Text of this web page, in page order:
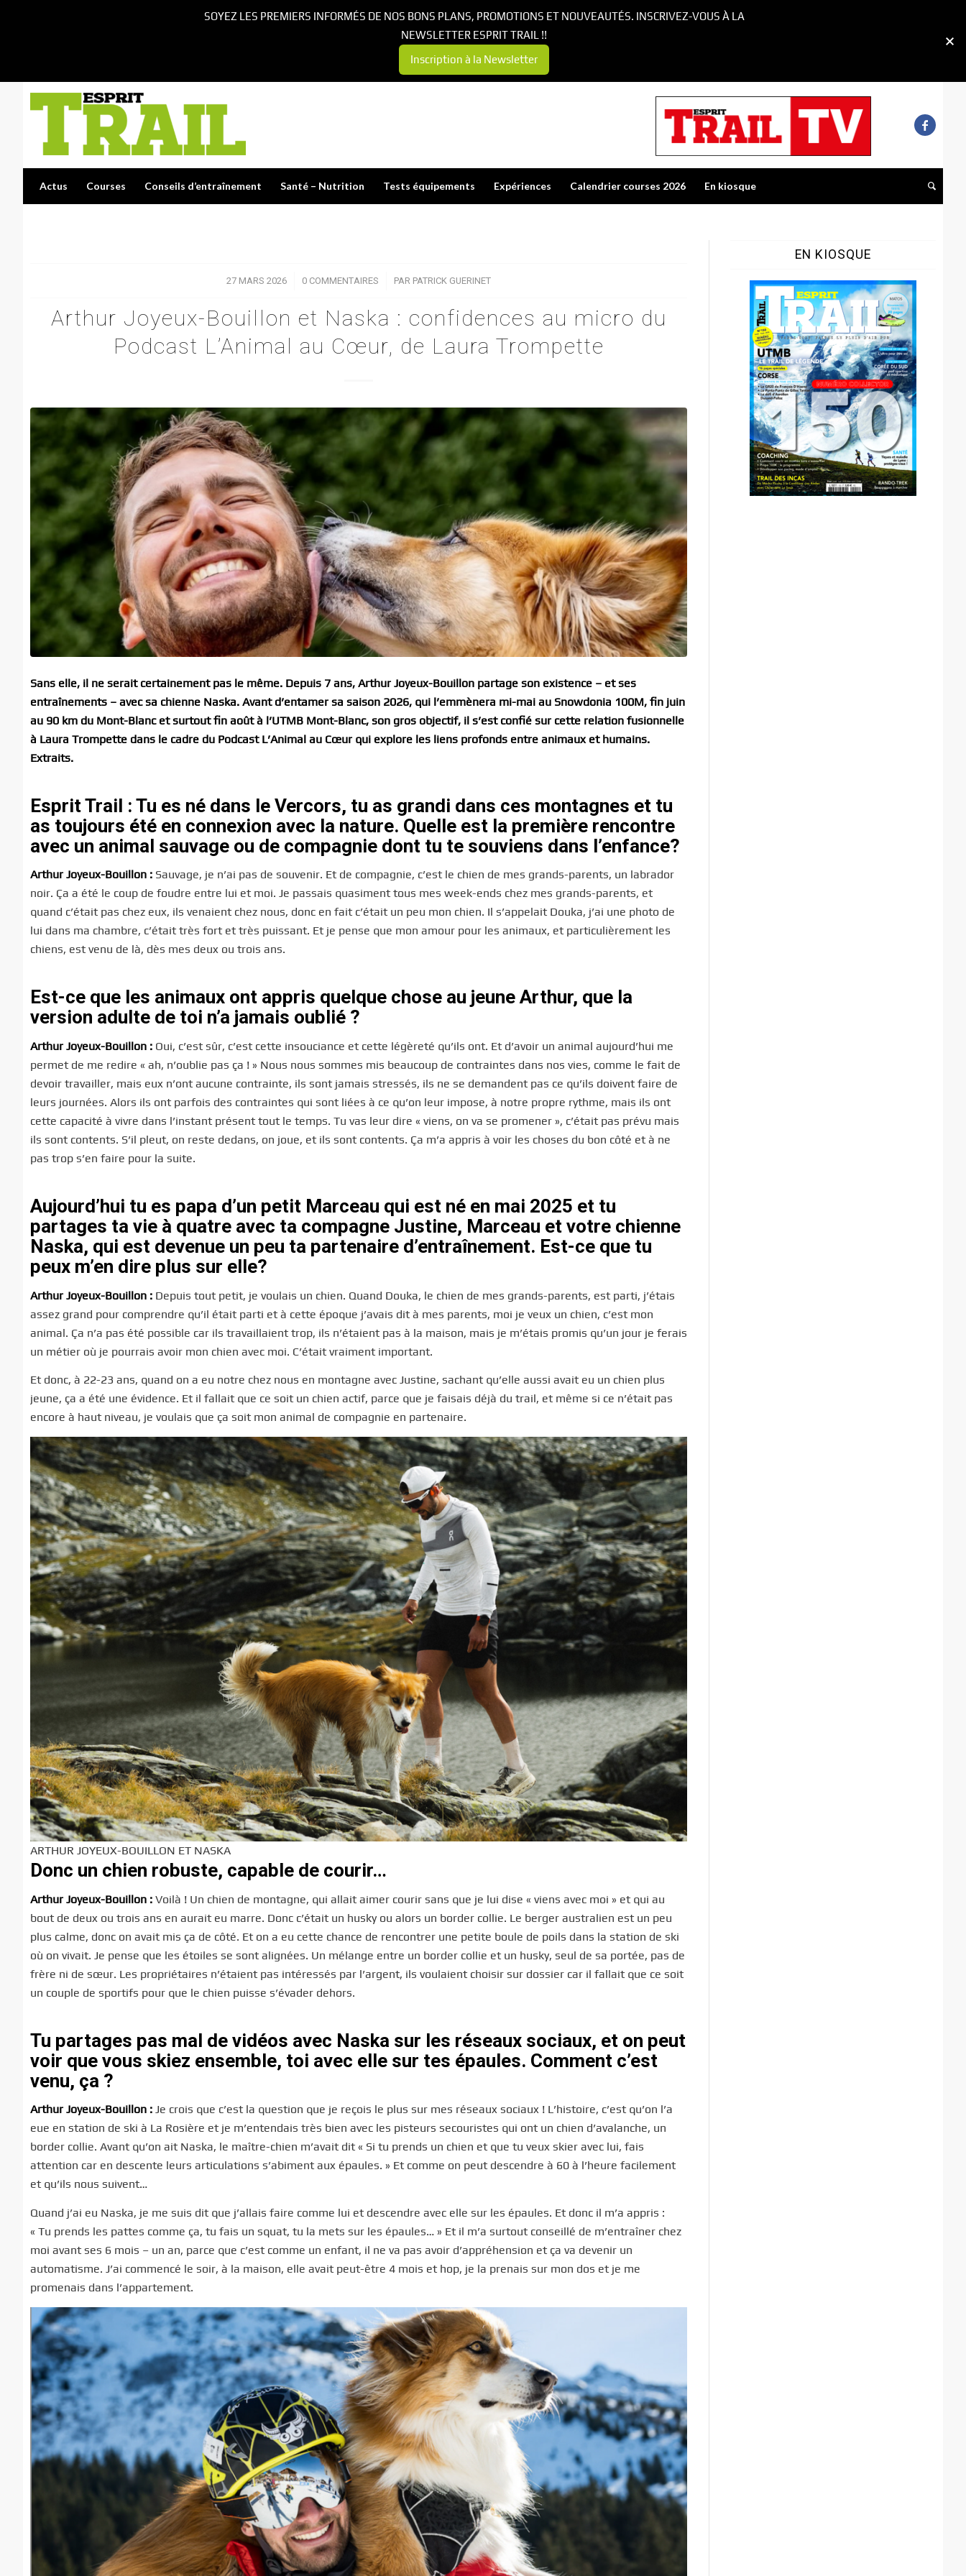
Actus Courses Conseils d’entraînement Santé – Nutrition Tests équipements Expériences Calendrier courses 2026 En kiosque
27 MARS 2026
/ 0 COMMENTAIRES
/ PAR PATRICK GUERINET
Arthur Joyeux-Bouillon et Naska : confidences au micro du
Podcast L’Animal au Cœur, de Laura Trompette
Sans elle, il ne serait certainement pas le même. Depuis 7 ans, Arthur Joyeux-Bouillon partage son existence – et ses
entraînements – avec sa chienne Naska. Avant d’entamer sa saison 2026, qui l’emmènera mi-mai au Snowdonia 100M, fin juin
au 90 km du Mont-Blanc et surtout fin août à l’UTMB Mont-Blanc, son gros objectif, il s’est confié sur cette relation fusionnelle
à Laura Trompette dans le cadre du Podcast L’Animal au Cœur qui explore les liens profonds entre animaux et humains.
Extraits.
Esprit Trail : Tu es né dans le Vercors, tu as grandi dans ces montagnes et tu
as toujours été en connexion avec la nature. Quelle est la première rencontre
avec un animal sauvage ou de compagnie dont tu te souviens dans l’enfance?
Arthur Joyeux-Bouillon : Sauvage, je n’ai pas de souvenir. Et de compagnie, c’est le chien de mes grands-parents, un labrador
noir. Ça a été le coup de foudre entre lui et moi. Je passais quasiment tous mes week-ends chez mes grands-parents, et
quand c’était pas chez eux, ils venaient chez nous, donc en fait c’était un peu mon chien. Il s’appelait Douka, j’ai une photo de
lui dans ma chambre, c’était très fort et très puissant. Et je pense que mon amour pour les animaux, et particulièrement les
chiens, est venu de là, dès mes deux ou trois ans.
Est-ce que les animaux ont appris quelque chose au jeune Arthur, que la
version adulte de toi n’a jamais oublié ?
Arthur Joyeux-Bouillon : Oui, c’est sûr, c’est cette insouciance et cette légèreté qu’ils ont. Et d’avoir un animal aujourd’hui me
permet de me redire « ah, n’oublie pas ça ! » Nous nous sommes mis beaucoup de contraintes dans nos vies, comme le fait de
devoir travailler, mais eux n’ont aucune contrainte, ils sont jamais stressés, ils ne se demandent pas ce qu’ils doivent faire de
leurs journées. Alors ils ont parfois des contraintes qui sont liées à ce qu’on leur impose, à notre propre rythme, mais ils ont
cette capacité à vivre dans l’instant présent tout le temps. Tu vas leur dire « viens, on va se promener », c’était pas prévu mais
ils sont contents. S’il pleut, on reste dedans, on joue, et ils sont contents. Ça m’a appris à voir les choses du bon côté et à ne
pas trop s’en faire pour la suite.
Aujourd’hui tu es papa d’un petit Marceau qui est né en mai 2025 et tu
partages ta vie à quatre avec ta compagne Justine, Marceau et votre chienne
Naska, qui est devenue un peu ta partenaire d’entraînement. Est-ce que tu
peux m’en dire plus sur elle?
Arthur Joyeux-Bouillon : Depuis tout petit, je voulais un chien. Quand Douka, le chien de mes grands-parents, est parti, j’étais
assez grand pour comprendre qu’il était parti et à cette époque j’avais dit à mes parents, moi je veux un chien, c’est mon
animal. Ça n’a pas été possible car ils travaillaient trop, ils n’étaient pas à la maison, mais je m’étais promis qu’un jour je ferais
un métier où je pourrais avoir mon chien avec moi. C’était vraiment important.
Et donc, à 22-23 ans, quand on a eu notre chez nous en montagne avec Justine, sachant qu’elle aussi avait eu un chien plus
jeune, ça a été une évidence. Et il fallait que ce soit un chien actif, parce que je faisais déjà du trail, et même si ce n’était pas
encore à haut niveau, je voulais que ça soit mon animal de compagnie en partenaire.
ARTHUR JOYEUX-BOUILLON ET NASKA
Donc un chien robuste, capable de courir…
Arthur Joyeux-Bouillon : Voilà ! Un chien de montagne, qui allait aimer courir sans que je lui dise « viens avec moi » et qui au
bout de deux ou trois ans en aurait eu marre. Donc c’était un husky ou alors un border collie. Le berger australien est un peu
plus calme, donc on avait mis ça de côté. Et on a eu cette chance de rencontrer une petite boule de poils dans la station de ski
où on vivait. Je pense que les étoiles se sont alignées. Un mélange entre un border collie et un husky, seul de sa portée, pas de
frère ni de sœur. Les propriétaires n’étaient pas intéressés par l’argent, ils voulaient choisir sur dossier car il fallait que ce soit
un couple de sportifs pour que le chien puisse s’évader dehors.
Tu partages pas mal de vidéos avec Naska sur les réseaux sociaux, et on peut
voir que vous skiez ensemble, toi avec elle sur tes épaules. Comment c’est
venu, ça ?
Arthur Joyeux-Bouillon : Je crois que c’est la question que je reçois le plus sur mes réseaux sociaux ! L’histoire, c’est qu’on l’a
eue en station de ski à La Rosière et je m’entendais très bien avec les pisteurs secouristes qui ont un chien d’avalanche, un
border collie. Avant qu’on ait Naska, le maître-chien m’avait dit « Si tu prends un chien et que tu veux skier avec lui, fais
attention car en descente leurs articulations s’abiment aux épaules. » Et comme on peut descendre à 60 à l’heure facilement
et qu’ils nous suivent…
Quand j’ai eu Naska, je me suis dit que j’allais faire comme lui et descendre avec elle sur les épaules. Et donc il m’a appris :
« Tu prends les pattes comme ça, tu fais un squat, tu la mets sur les épaules… » Et il m’a surtout conseillé de m’entraîner chez
moi avant ses 6 mois – un an, parce que c’est comme un enfant, il ne va pas avoir d’appréhension et ça va devenir un
automatisme. J’ai commencé le soir, à la maison, elle avait peut-être 4 mois et hop, je la prenais sur mon dos et je me
promenais dans l’appartement.
EN KIOSQUE
SOYEZ LES PREMIERS INFORMÉS DE NOS BONS PLANS, PROMOTIONS ET NOUVEAUTÉS. INSCRIVEZ-VOUS À LA
NEWSLETTER ESPRIT TRAIL !!
Inscription à la Newsletter